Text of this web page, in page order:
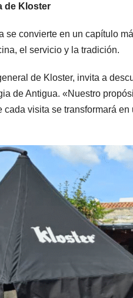
de Kloster
se convierte en un capítulo
el servicio y la tradición.
de Kloster, invita a
de Antigua. «Nuestro
visita se transformará